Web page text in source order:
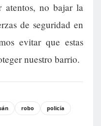
atentos, no bajar la
de seguridad en
evitar que estas
nuestro barrio.
robo policía